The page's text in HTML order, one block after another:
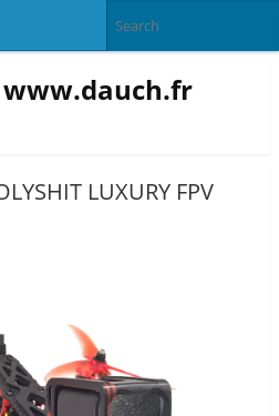
www.dauch.fr
LUXURY FPV